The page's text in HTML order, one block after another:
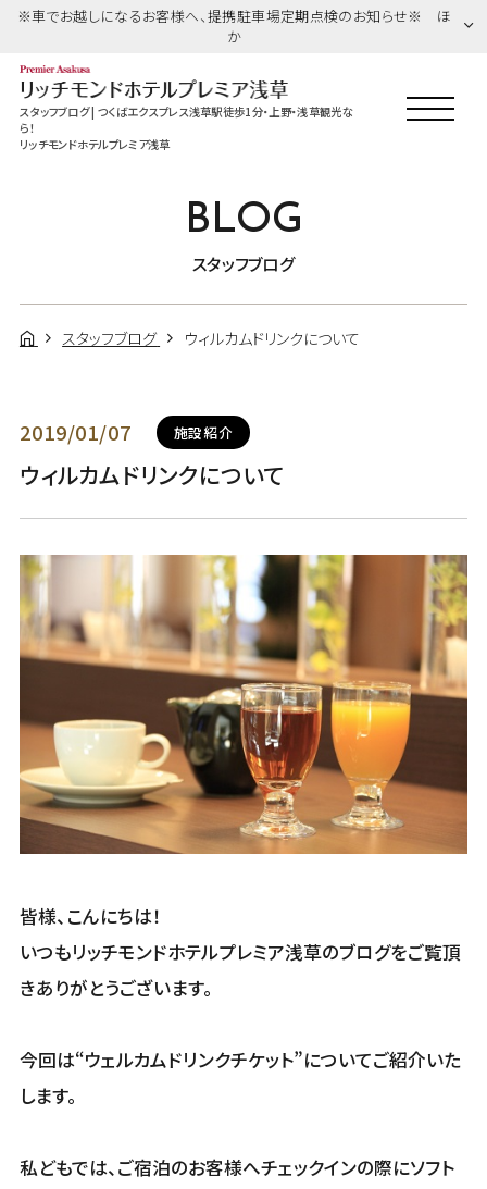
※車でお越しになるお客様へ、提携駐車場定期点検のお知らせ※ ほ
か
スタッフブログ | つくばエクスプレス浅草駅徒歩1分・上野・浅草観光な
ら！
リッチモンドホテルプレミア浅草
BLOG
スタッフブログ
スタッフブログ ウィルカムドリンクについて
2019/01/07 施設紹介
ウィルカムドリンクについて
皆様、こんにちは！
いつもリッチモンドホテルプレミア浅草のブログをご覧頂
きありがとうございます。
今回は“ウェルカムドリンクチケット”についてご紹介いた
します。
私どもでは、ご宿泊のお客様へチェックインの際にソフト